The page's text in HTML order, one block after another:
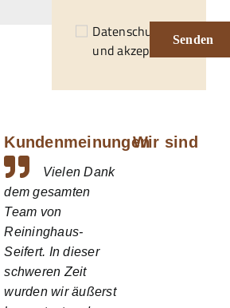
Datenschutzerklärung
und akzeptiert.*
Senden
Kundenmeinungen
Vielen Dank
dem gesamten
Team von
Reininghaus-
Seifert. In dieser
schweren Zeit
wurden wir äußerst
Wir sind